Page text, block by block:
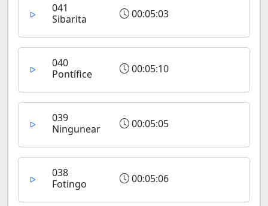
041
Sibarita
00:05:03
040
Pontífice
00:05:10
039
Ningunear
00:05:05
038
Fotingo
00:05:06